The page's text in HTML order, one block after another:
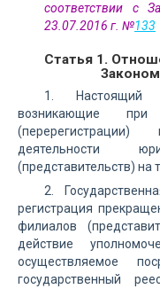
соответствии с
23.07.2016 г. №133
Статья 1.
Законом
1. Настоящий
возникающие при
деятельности
(представительств) на
2.
регистрация
филиалов
действие
осуществляемое
государственный